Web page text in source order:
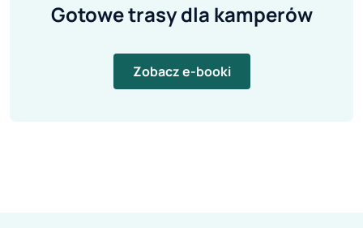
Gotowe trasy dla kamperów
Zobacz e-booki